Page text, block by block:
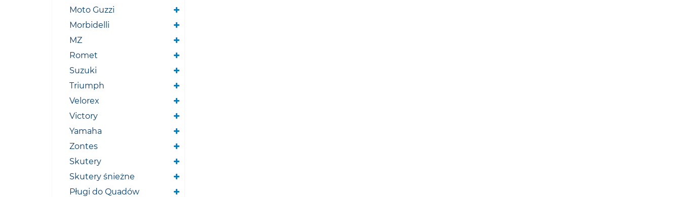
Moto Guzzi
Morbidelli
MZ
Romet
Suzuki
Triumph
Velorex
Victory
Yamaha
Zontes
Skutery
Skutery śnieżne
Pługi do Quadów